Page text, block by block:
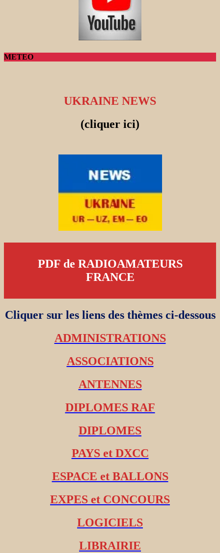
METEO
UKRAINE NEWS
(cliquer ici)
PDF de RADIOAMATEURS
FRANCE
Cliquer sur les liens des thèmes ci-dessous
ADMINISTRATIONS
ASSOCIATIONS
ANTENNES
DIPLOMES RAF
DIPLOMES
PAYS et DXCC
ESPACE et BALLONS
EXPES et CONCOURS
LOGICIELS
LIBRAIRIE